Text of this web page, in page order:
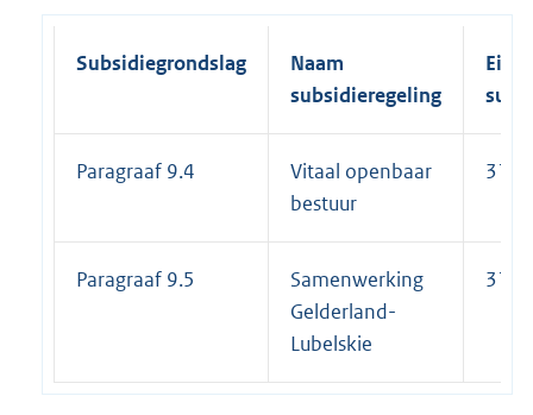
Subsidiegrondslag
Naam
subsidieregeling
Paragraaf 9.4
Vitaal openbaar
bestuur
31-
Paragraaf 9.5
Samenwerking
Gelderland-
Lubelskie
31-